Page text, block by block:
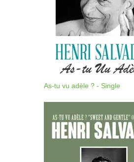
As-tu vu adèle ? - Single